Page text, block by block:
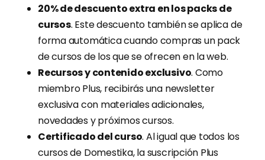
20% de descuento extra en los packs de
cursos. Este descuento también se aplica de
forma automática cuando compras un pack
de cursos de los que se ofrecen en la web.
Recursos y contenido exclusivo. Como
miembro Plus, recibirás una newsletter
exclusiva con materiales adicionales,
novedades y próximos cursos.
Certificado del curso. Al igual que todos los
cursos de Domestika, la suscripción Plus